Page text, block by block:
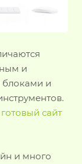
и
и
готовый сайт
и много